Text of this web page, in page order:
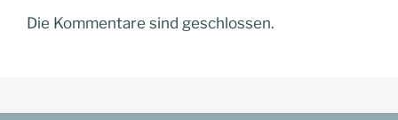
Die Kommentare sind geschlossen.